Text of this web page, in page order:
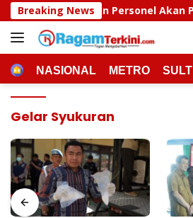
Langsung
ke
konten
Breaking News
Akan Pentingnya Hidup Sehat
HOMENASIONAL METRO
Gelar Syukuran